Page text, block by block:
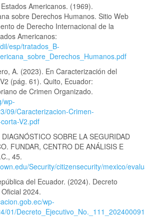
Americanos. (1969).
sobre Derechos Humanos. Sitio Web
de Derecho Internacional de la
Americanos:
esp/tratados_B-
A. (2023). En Caracterización del
(pág. 61). Quito, Ecuador:
de Crimen Organizado.
wp-
09/Caracterizacion-Crimen-
V2.pdf
SOBRE LA SEGURIDAD
FUNDAR, CENTRO DE ANÁLISIS E
45.
Security/citizensecurity/mexico/
del Ecuador. (2024). Decreto
2024.
wp-
01/